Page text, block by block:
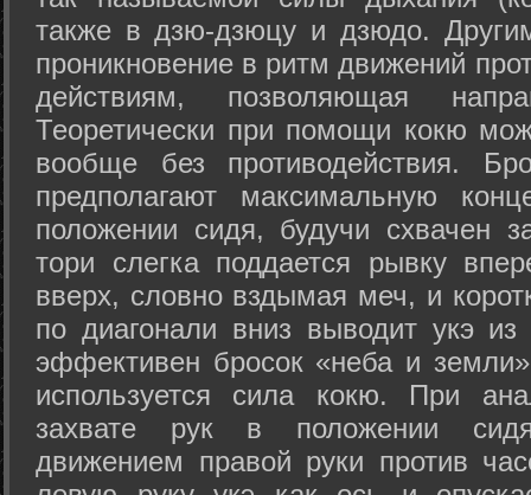
также в дзю-дзюцу и дзюдо.
проникновение в ритм движений
действиям, позволяющая
Теоретически при помощи кокю
вообще без противодействия.
предполагают максимальную
положении сидя, будучи схвачен
тори слегка поддается рывку
вверх, словно вздымая меч, и
по диагонали вниз выводит укэ
эффективен бросок «неба и
используется сила кокю. При
захвате рук в положении
движением правой руки против